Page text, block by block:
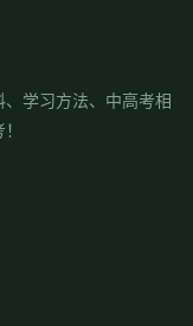
学习方法、中高考相